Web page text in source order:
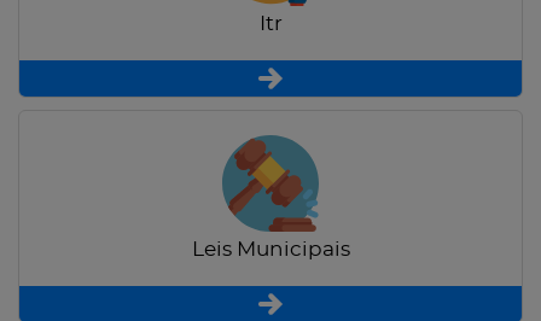
Itr
Leis Municipais